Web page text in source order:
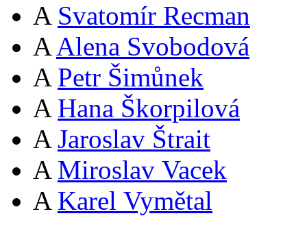
A Svatomír Recman
A Alena Svobodová
A Petr Šimůnek
A Hana Škorpilová
A Jaroslav Štrait
A Miroslav Vacek
A Karel Vymětal